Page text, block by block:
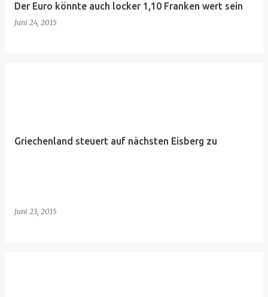
Der Euro könnte auch locker 1,10 Franken wert sein
Juni 24, 2015
Griechenland steuert auf nächsten Eisberg zu
Juni 23, 2015